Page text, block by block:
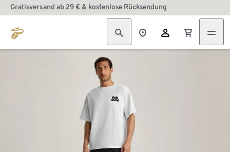
Gratisversand ab 29 € & kostenlose Rücksendung